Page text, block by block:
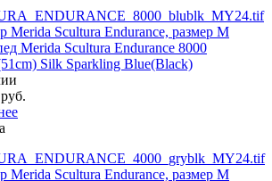
Merida Scultura Endurance 8000
Silk Sparkling Blue(Black)
руб.